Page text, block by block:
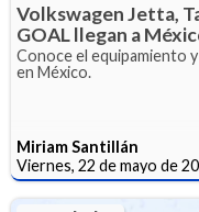
Volkswagen Jetta,
GOAL llegan a
Conoce el equipamiento
en México.
Miriam Santillán
Viernes, 22 de mayo de